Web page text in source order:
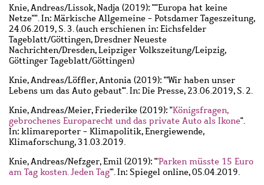
Knie, Andreas/Lissok, Nadja (2019): ""Europa hat keine
Netze"". In: Märkische Allgemeine - Potsdamer Tageszeitung,
24.06.2019, S. 3. (auch erschienen in: Eichsfelder
Tageblatt/Göttingen, Dresdner Neueste
Nachrichten/Dresden, Leipziger Volkszeitung/Leipzig,
Göttinger Tageblatt/Göttingen)
Knie, Andreas/Löffler, Antonia (2019): "'Wir haben unser
Lebens um das Auto gebaut'". In: Die Presse, 23.06.2019, S. 2.
Knie, Andreas/Meier, Friederike (2019): "Königsfragen,
gebrochenes Europarecht und das private Auto als Ikone".
In: klimareporter - Klimapolitik, Energiewende,
Klimaforschung, 31.03.2019.
Knie, Andreas/Nefzger, Emil (2019): "'Parken müsste 15 Euro
am Tag kosten. Jeden Tag'". In: Spiegel online, 05.04.2019.